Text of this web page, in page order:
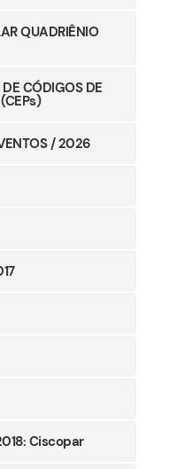
QUADRIÊNIO
CÓDIGOS DE
/ 2026
Ciscopar